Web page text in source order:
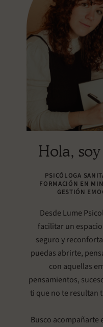
Hola,
PSICÓLOGA
FORMACIÓN EN
GESTIÓN
Desde Lume
facilitar un
seguro y
puedas abrirte,
con aquellas
pensamientos,
ti que no te resultan
Busco acompañarte